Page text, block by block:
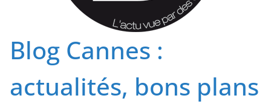
Blog Cannes :
actualités, bons plans